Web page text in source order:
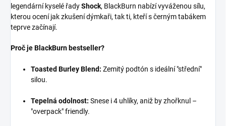
legendární kyselé řadyShock, BlackBurn nabízí vyváženou sílu,
kterou ocení jak zkušení dýmkaři, tak ti, kteří s černým tabákem
teprve začínají.
Proč je BlackBurn bestseller?
Toasted Burley Blend: Zemitý podtón s ideální "střední"
silou.
Tepelná odolnost: Snese i 4 uhlíky, aniž by zhořknul –
"overpack" friendly.